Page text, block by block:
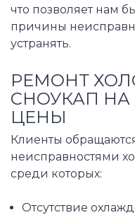
что позволяет нам
причины
устранять.
РЕМОНТ
СНОУКАП НА
ЦЕНЫ
Клиенты
неисправностями
среди которых:
Отсутствие